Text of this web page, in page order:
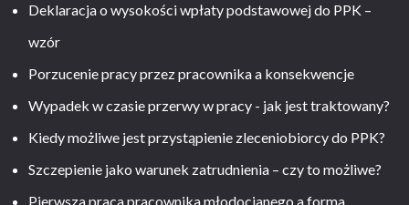
Deklaracja o wysokości wpłaty podstawowej do PPK –
wzór
Porzucenie pracy przez pracownika a konsekwencje
Wypadek w czasie przerwy w pracy - jak jest traktowany?
Kiedy możliwe jest przystąpienie zleceniobiorcy do PPK?
Szczepienie jako warunek zatrudnienia – czy to możliwe?
Pierwsza praca pracownika młodocianego a forma